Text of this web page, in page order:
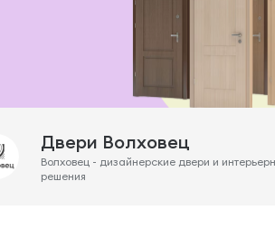
Двери Волховец
Волховец - дизайнерские двери и
решения